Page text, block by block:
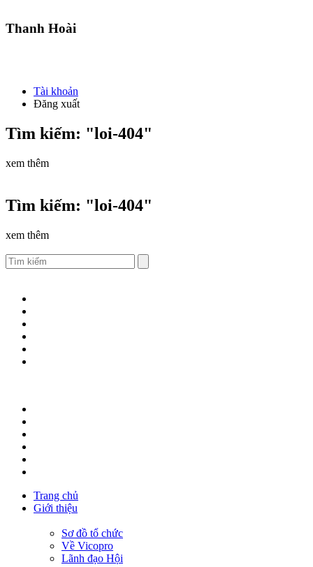
Thanh Hoài
Tài khoản
Đăng xuất
Tìm kiếm: "loi-404"
xem thêm
Tìm kiếm: "loi-404"
xem thêm
Trang chủ
Giới thiệu
Sơ đồ tổ chức
Về Vicopro
Lãnh đạo Hội